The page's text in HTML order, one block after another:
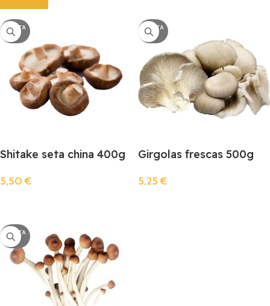
AGOTA
DO
Shitake seta china 400g
5,50€
AGOTA
DO
Girgolas frescas 500g
5,25€
AGOTA
DO